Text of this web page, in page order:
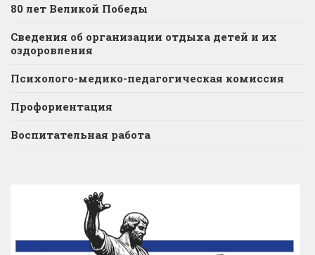
80 лет Великой Победы
Сведения об организации отдыха детей и их
оздоровления
Психолого-медико-педагогическая комиссия
Профориентация
Воспитательная работа